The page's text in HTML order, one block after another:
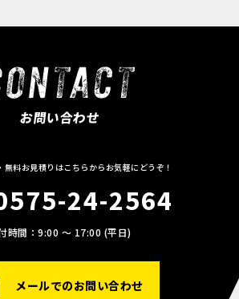
お問い合わせ
無料お見積りはこちらからお気軽にどうぞ！
24-2564
時間：9:00 〜 17:00 (平日)
メールでのお問い合わせ